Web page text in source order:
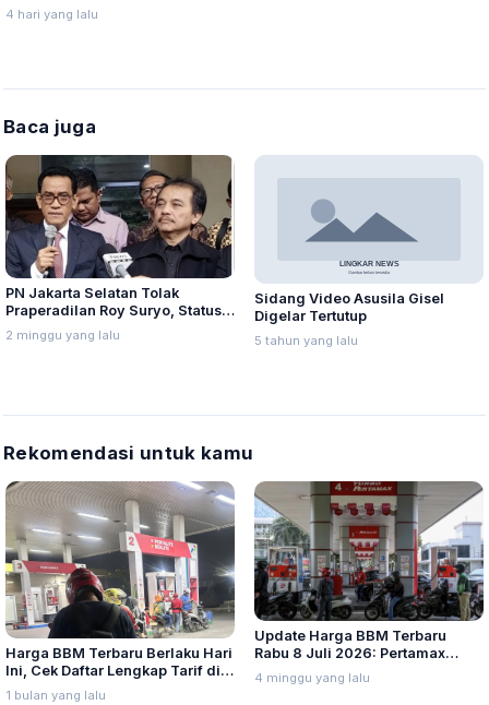
Korban
4 hari yang lalu
Baca juga
PN Jakarta Selatan Tolak
Praperadilan Roy Suryo, Status
Tersangka Dinyatakan Sah
2 minggu yang lalu
Sidang Video Asusila Gisel
Digelar Tertutup
5 tahun yang lalu
Rekomendasi untuk kamu
Harga BBM Terbaru Berlaku Hari
Ini, Cek Daftar Lengkap Tarif di
Seluruh Indonesia
1 bulan yang lalu
Update Harga BBM Terbaru
Rabu 8 Juli 2026: Pertamax
Turbo, Dexlite, dan Pertamina
Dex Turun
4 minggu yang lalu